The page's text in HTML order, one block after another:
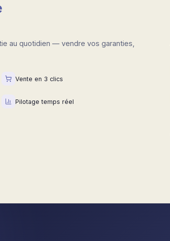
au quotidien — vendre vos garanties,
Vente en 3 clics
Pilotage temps réel